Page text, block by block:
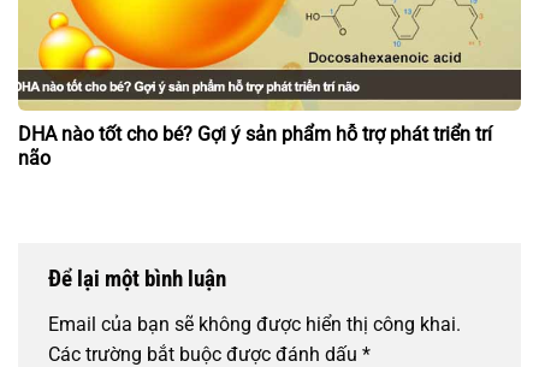
DHA nào tốt cho bé? Gợi ý sản phẩm hỗ trợ phát triển trí
não
Để lại một bình luận
Email của bạn sẽ không được hiển thị công khai.
Các trường bắt buộc được đánh dấu *